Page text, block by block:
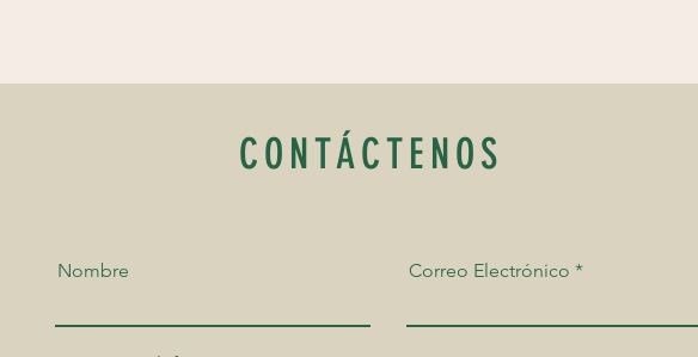
CONTÁCTENOS
Nombre Correo Electrónico